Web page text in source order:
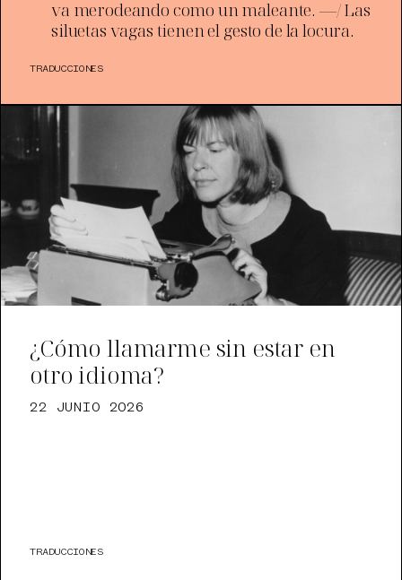
va merodeando como un maleante. —/ Las
siluetas vagas tienen el gesto de la locura.
TRADUCCIONES
¿Cómo llamarme sin estar en
otro idioma?
22 JUNIO 2026
TRADUCCIONES